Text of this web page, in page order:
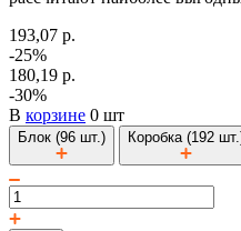
193,07 р.
-25%
180,19 р.
-30%
В корзине 0 шт
Блок (96 шт.) Коробка (192